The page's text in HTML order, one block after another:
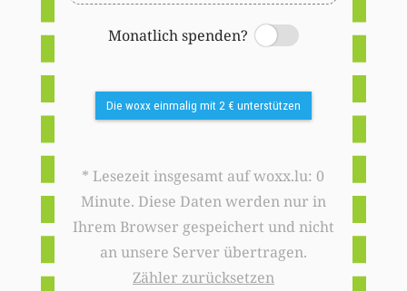
Monatlich spenden?
Switch
Die woxx einmalig mit 2 € unterstützen
* Lesezeit insgesamt auf woxx.lu: 0
Minute. Diese Daten werden nur in
Ihrem Browser gespeichert und nicht
an unsere Server übertragen.
Zähler zurücksetzen